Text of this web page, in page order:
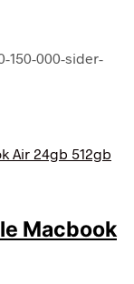
150-000-sider-
Macbook